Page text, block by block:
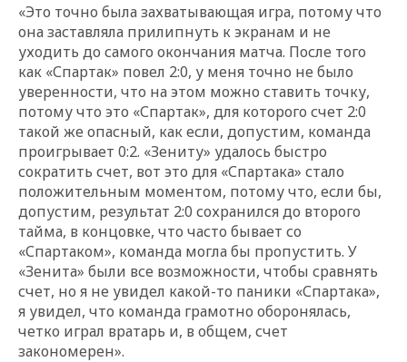
«Это точно была захватывающая игра, потому что
она заставляла прилипнуть к экранам и не
уходить до самого окончания матча. После того
как «Спартак» повел 2:0, у меня точно не было
уверенности, что на этом можно ставить точку,
потому что это «Спартак», для которого счет 2:0
такой же опасный, как если, допустим, команда
проигрывает 0:2. «Зениту» удалось быстро
сократить счет, вот это для «Спартака» стало
положительным моментом, потому что, если бы,
допустим, результат 2:0 сохранился до второго
тайма, в концовке, что часто бывает со
«Спартаком», команда могла бы пропустить. У
«Зенита» были все возможности, чтобы сравнять
счет, но я не увидел какой-то паники «Спартака»,
я увидел, что команда грамотно оборонялась,
четко играл вратарь и, в общем, счет
закономерен».